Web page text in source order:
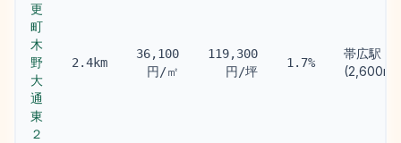
更
町
木
野
大
通
東
２
2.4km
36,100
円/㎡
119,300
円/坪
1.7%
帯広駅
(2,600m)